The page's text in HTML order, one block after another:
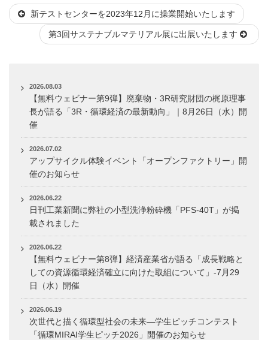
日:
ゴ
リ
ー
新テストセンターを2023年12月に操業開始いたします
第3回サステナブルマテリアル展に出展いたします
2026.08.03
【無料ウェビナー第9弾】廃棄物・3R研究財団の梶原理事
長が語る「3R・循環経済の最新動向」｜8月26日（水）開
催
2026.07.02
アップサイクル体験イベント「オープンファクトリー」開
催のお知らせ
2026.06.22
日刊工業新聞に弊社の小型洗浄粉砕機「PFS-40T」が掲
載されました
2026.06.22
【無料ウェビナー第8弾】経済産業省が語る「成長戦略と
しての資源循環経済確立に向けた取組について」-7月29
日（水）開催
2026.06.19
次世代と描く循環型社会の未来―学生ピッチコンテスト
「循環MIRAI学生ピッチ2026」開催のお知らせ